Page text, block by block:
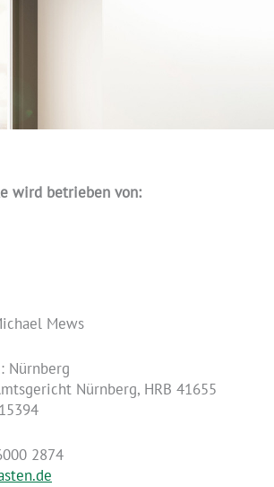
wird betrieben von:
Mews
Nürnberg
Nürnberg, HRB 41655
2874